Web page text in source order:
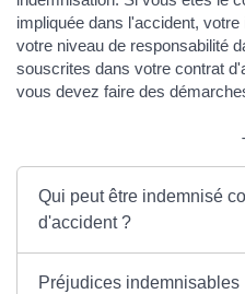
impliquée dans l'accident,
votre niveau de responsabilité
souscrites dans votre contrat
vous devez faire des
Qui peut être indemnisé
d'accident ?
Préjudices indemnisables